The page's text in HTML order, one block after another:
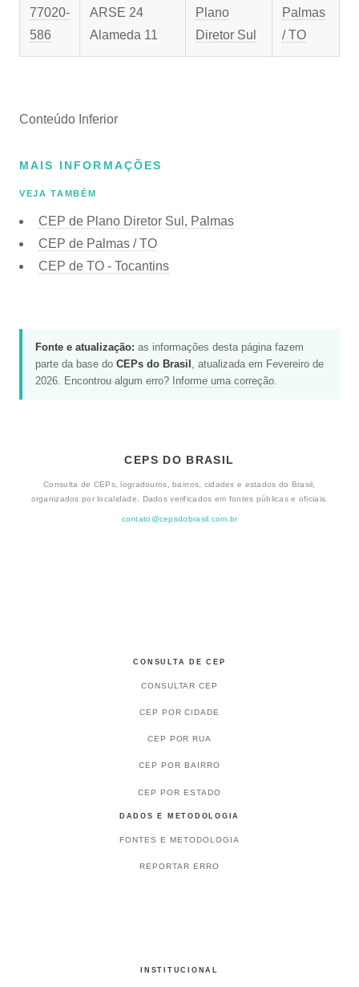
77020-
586
ARSE 24
Alameda 11
Plano
Diretor Sul
Palmas
/ TO
Conteúdo Inferior
MAIS INFORMAÇÕES
VEJA TAMBÉM
CEP de Plano Diretor Sul, Palmas
CEP de Palmas / TO
CEP de TO - Tocantins
Fonte e atualização: as informações desta página fazem
parte da base do CEPs do Brasil , atualizada em Fevereiro de
2026. Encontrou algum erro? Informe uma correção.
CEPS DO BRASIL
Consulta de CEPs, logradouros, bairros, cidades e estados do Brasil,
organizados por localidade. Dados verificados em fontes públicas e oficiais.
contato@cepsdobrasil.com.br
CONSULTA DE CEP
CONSULTAR CEP
CEP POR CIDADE
CEP POR RUA
CEP POR BAIRRO
CEP POR ESTADO
DADOS E METODOLOGIA
FONTES E METODOLOGIA
REPORTAR ERRO
INSTITUCIONAL